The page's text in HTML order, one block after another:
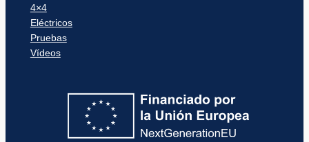
4×4
Eléctricos
Pruebas
Vídeos